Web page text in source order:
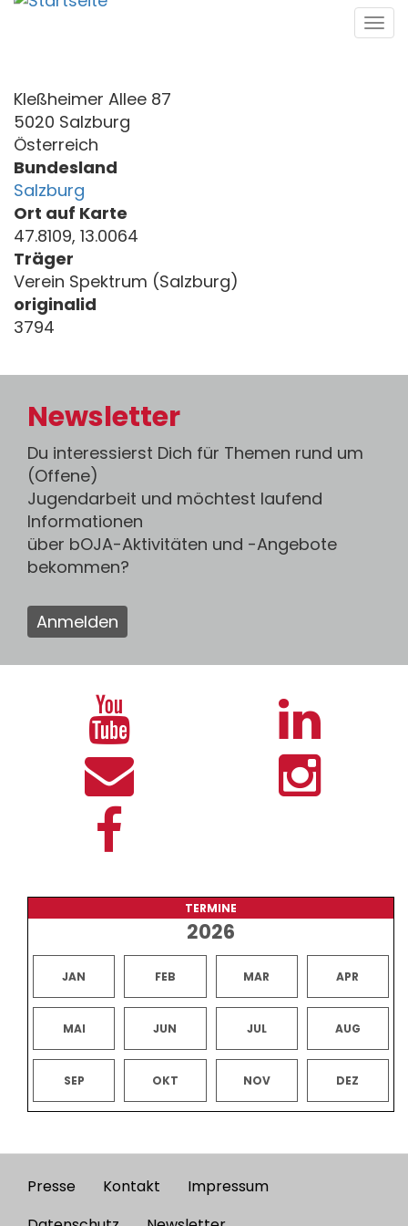
Direkt
Kleßheimer Allee 87
5020 Salzburg
Österreich
Bundesland
Salzburg
Ort auf Karte
47.8109, 13.0064
Träger
Verein Spektrum (Salzburg)
originalid
3794
Newsletter
Du interessierst Dich für Themen rund um
(Offene)
Jugendarbeit und möchtest laufend
Informationen
über bOJA-Aktivitäten und -Angebote
bekommen?
Anmelden
TERMINE
2026
JAN FEB MAR APR
MAI JUN JUL AUG
SEP OKT NOV DEZ
Footer
Presse Kontakt
Impressum